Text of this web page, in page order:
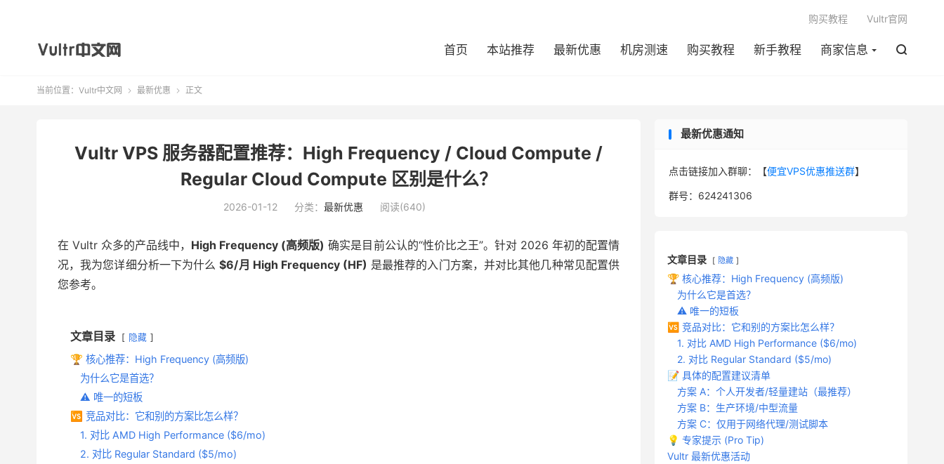
首页 本站推荐 最新优惠 机房测速 购买教程 新手教程 商家信息 
购买教程 Vultr官网
当前位置： Vultr中文网  最新优惠  正文
Vultr VPS 服务器配置推荐：High Frequency / Cloud Compute /
Regular Cloud Compute 区别是什么？
2026-01-12 分类： 最新优惠 阅读(640)
在 Vultr 众多的产品线中， High Frequency (高频版) 确实是目前公认的“性价比之王”。针对 2026 年初的配置情
况，我为您详细分析一下为什么$6/月 High Frequency (HF) 是最推荐的入门方案，并对比其他几种常见配置供
您参考。
文章目录 隐藏
🏆 核心推荐：High Frequency (高频版)
为什么它是首选？
⚠️ 唯一的短板
🆚 竞品对比：它和别的方案比怎么样？
1. 对比 AMD High Performance ($6/mo)
2. 对比 Regular Standard ($5/mo)
最新优惠通知
点击链接加入群聊：【便宜VPS优惠推送群】
群号：624241306
文章目录 隐藏
🏆 核心推荐：High Frequency (高频版)
为什么它是首选？
⚠️ 唯一的短板
🆚 竞品对比：它和别的方案比怎么样？
1. 对比 AMD High Performance ($6/mo)
2. 对比 Regular Standard ($5/mo)
📝 具体的配置建议清单
方案 A：个人开发者/轻量建站（最推荐）
方案 B：生产环境/中型流量
方案 C：仅用于网络代理/测试脚本
💡 专家提示 (Pro Tip)
Vultr 最新优惠活动